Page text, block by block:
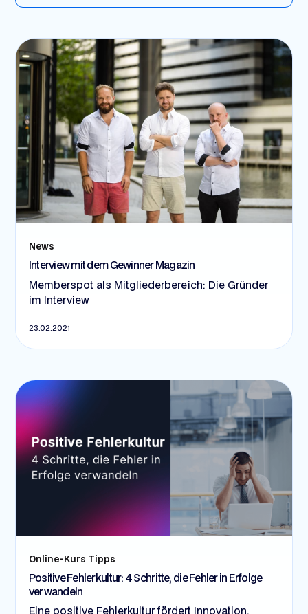
News
Interview mit dem Gewinner Magazin
Memberspot als Mitgliederbereich: Die Gründer
im Interview
23.02.2021
Online-Kurs Tipps
Positive Fehlerkultur: 4 Schritte, die Fehler in Erfolge
verwandeln
Eine positive Fehlerkultur fördert Innovation,